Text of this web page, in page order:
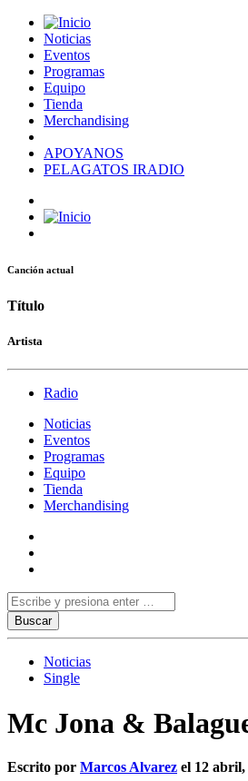
Noticias
Eventos
Programas
Equipo
Tienda
Merchandising
APOYANOS
PELAGATOS IRADIO
Canción actual
Título
Artista
Radio
Noticias
Eventos
Programas
Equipo
Tienda
Merchandising
Noticias
Single
Mc Jona &
Escrito por Marcos Alvarez el 12 abril,